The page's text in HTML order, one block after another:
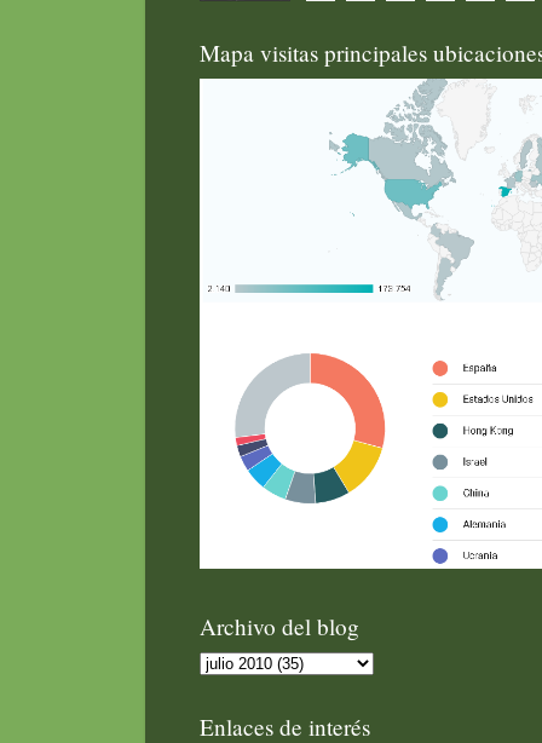
Mapa visitas principales
Archivo del blog
Enlaces de interés